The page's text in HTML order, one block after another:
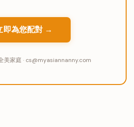
即為您配對 →
美家庭 · cs@myasiannanny.com